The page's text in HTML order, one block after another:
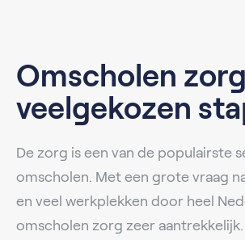
Omscholen
veelgekozen
De zorg is een van de populairste
omscholen. Met een grote vraag
en veel werkplekken door heel
omscholen zorg zeer aantrekkelijk.